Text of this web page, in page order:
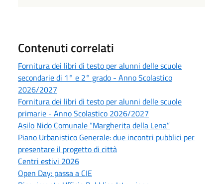
Contenuti correlati
Fornitura dei libri di testo per alunni delle scuole
secondarie di 1° e 2° grado - Anno Scolastico
2026/2027
Fornitura dei libri di testo per alunni delle scuole
primarie - Anno Scolastico 2026/2027
Asilo Nido Comunale “Margherita della Lena”
Piano Urbanistico Generale: due incontri pubblici per
presentare il progetto di città
Centri estivi 2026
Open Day: passa a CIE